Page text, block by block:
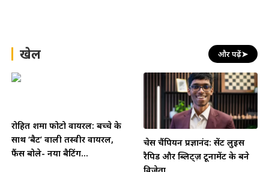
खेल और पढ़ें➤
रोहित शर्मा फोटो वायरल: बच्चे के
साथ ‘बैट’ वाली तस्वीर वायरल,
फैंस बोले- नया बैटिंग...
चेस चैंपियन प्रज्ञानंद: सेंट लुइस
रैपिड और ब्लिट्ज़ टूर्नामेंट के बने